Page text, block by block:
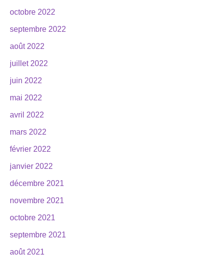
octobre 2022
septembre 2022
août 2022
juillet 2022
juin 2022
mai 2022
avril 2022
mars 2022
février 2022
janvier 2022
décembre 2021
novembre 2021
octobre 2021
septembre 2021
août 2021